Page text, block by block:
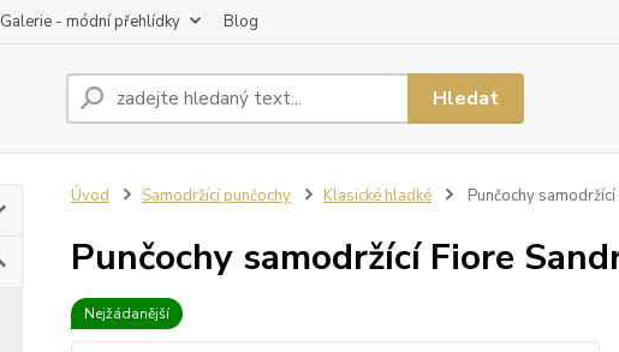
Galerie - módní přehlídky Blog
Hledat
Úvod Samodržící punčochy Klasické hladké Punčochy
Punčochy samodržící Fiore
Nejžádanější